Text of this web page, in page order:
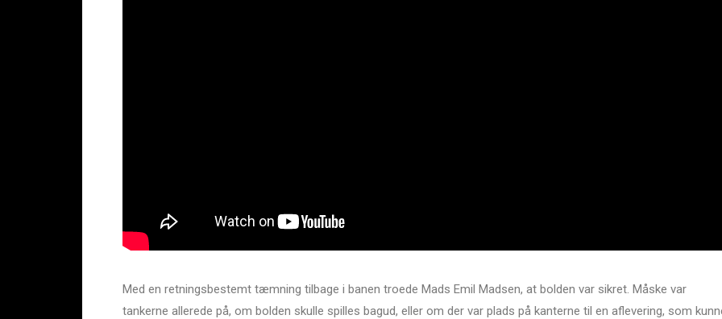
Med en retningsbestemt tæmning tilbage i banen troede Mads Emil Madsen, at bolden var sikret. Måske var
tankerne allerede på, om bolden skulle spilles bagud, eller om der var plads på kanterne til en aflevering, som